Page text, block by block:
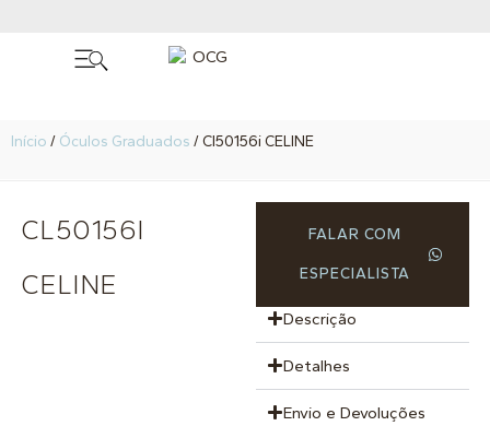
Início / Óculos Graduados / Cl50156i CELINE
CL50156I
CELINE
FALAR COM
ESPECIALISTA
Descrição
Detalhes
Envio e Devoluções